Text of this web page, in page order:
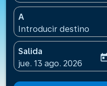
A
Introducir destino
Salida
fc-booking-
jue. 13 ago. 2026